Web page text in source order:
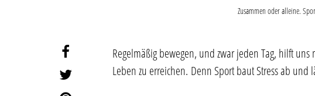
Zusammen oder alleine.
Regelmäßig bewegen, und zwar jeden Tag, hilft
Leben zu erreichen. Denn Sport baut Stress ab und